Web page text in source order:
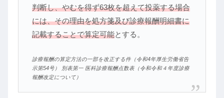
判断し、やむを得ず63枚を超えて投薬する場合
には、その理由を処方箋及び診療報酬明細書に
記載することで算定可能とする。
診療報酬の算定方法の一部を改正する件（令和4年厚生労働省告
示第54号） 別表第一 医科診療報酬点数表（令和令和４年度診療
報酬改定について）